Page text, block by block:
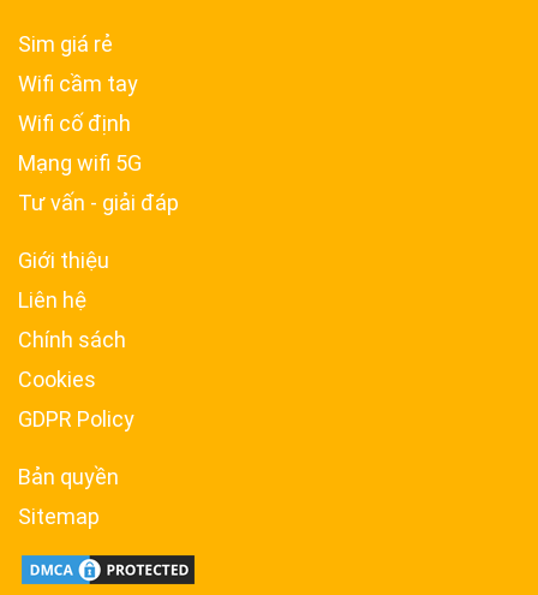
Sim giá rẻ
Wifi cầm tay
Wifi cố định
Mạng wifi 5G
Tư vấn - giải đáp
Giới thiệu
Liên hệ
Chính sách
Cookies
GDPR Policy
Bản quyền
Sitemap